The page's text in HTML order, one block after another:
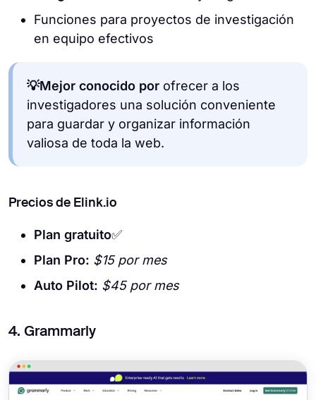
Funciones para proyectos de investigación
en equipo efectivos
💡Mejor conocido por ofrecer a los
investigadores una solución conveniente
para guardar y organizar información
valiosa de toda la web.
Precios de Elink.io
Plan gratuito✅
Plan Pro: $15 por mes
Auto Pilot: $45 por mes
4. Grammarly